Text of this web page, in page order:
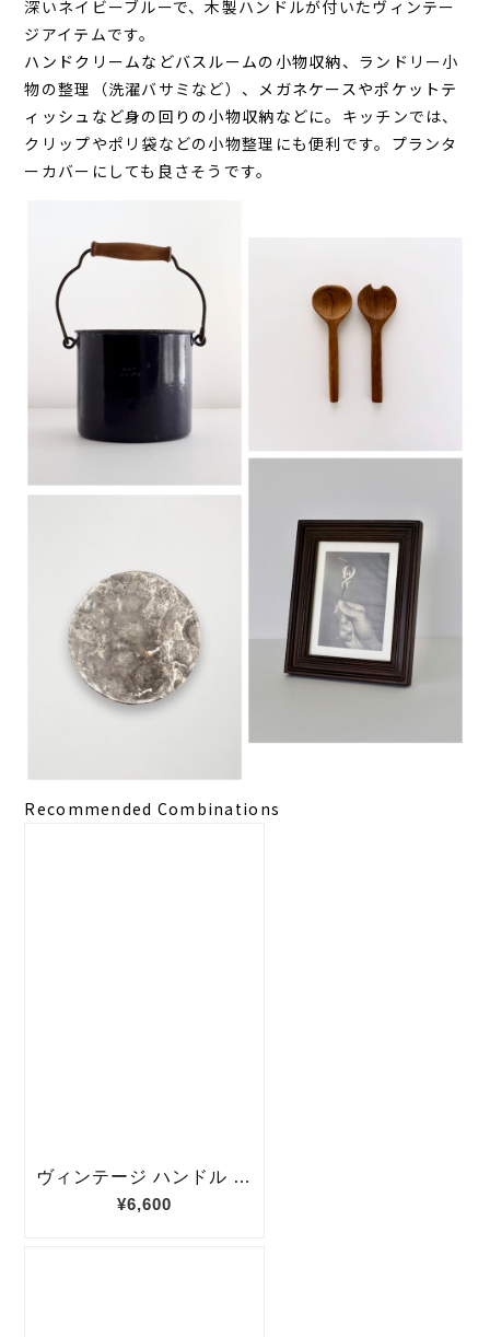
深いネイビーブルーで、木製ハンドルが付いたヴィンテー
ジアイテムです。
ハンドクリームなどバスルームの小物収納、 ランドリー小
物の整理（洗濯バサミなど）、 メガネケースやポケットテ
ィッシュなど身の回りの小物収納などに。 キッチンでは、
クリップやポリ袋などの小物整理にも便利です。 プランタ
ーカバーにしても良さそうです。
Recommended Combinations